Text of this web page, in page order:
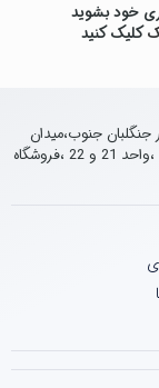
خود بشوید
کلیک کنید
جنگلبان جنوب،میدان
موج،مرکز خرید سرزمین کودک آفتاب،طبقه همکف شمالی ،واحد 21 و 22 ،فروشگاه